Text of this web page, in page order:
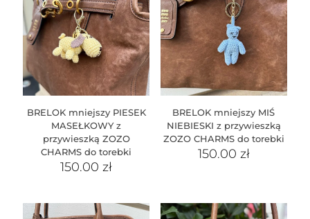
BRELOK mniejszy PIESEK
MASEŁKOWY z
przywieszką ZOZO
CHARMS do torebki
150.00zł
BRELOK mniejszy MIŚ
NIEBIESKI z przywieszką
ZOZO CHARMS do torebki
150.00 zł